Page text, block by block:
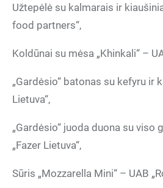
Užtepėlė su kalmarais ir
food partners“,
Koldūnai su mėsa „Khinkali“ –
„Gardėsio“ batonas su kefyru ir
Lietuva“,
„Gardėsio“ juoda duona su viso
„Fazer Lietuva“,
Sūris „Mozzarella Mini“ – UAB